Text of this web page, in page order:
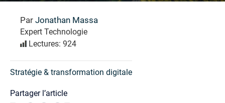
Par Jonathan Massa
Expert Technologie
Lectures: 924
Stratégie & transformation digitale
Partager l’article